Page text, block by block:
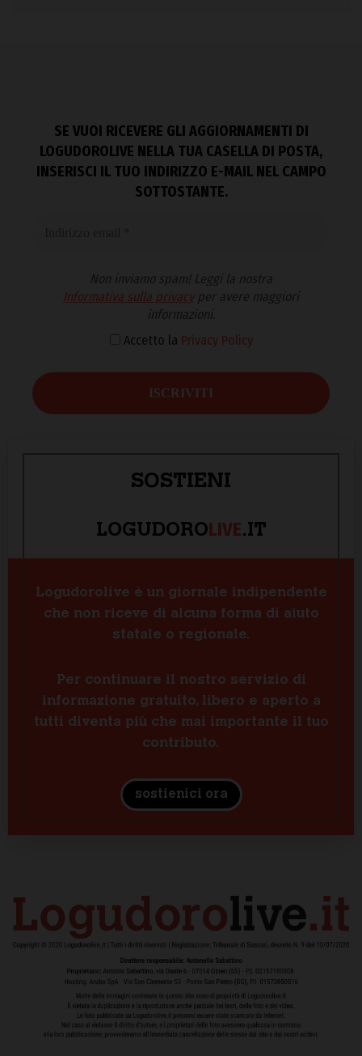
SE VUOI RICEVERE GLI AGGIORNAMENTI DI
LOGUDOROLIVE NELLA TUA CASELLA DI POSTA,
INSERISCI IL TUO INDIRIZZO E-MAIL NEL CAMPO
SOTTOSTANTE.
Non inviamo spam! Leggi la nostra
Informativa sulla privacyper avere maggiori
informazioni.
Accetto la Privacy Policy
SOSTIENI
LOGUDOROLIVE.IT
Logudorolive è un giornale indipendente
che non riceve di alcuna forma di aiuto
statale o regionale.
Per continuare il nostro servizio di
informazione gratuito, libero e aperto a
tutti diventa più che mai importante il tuo
contributo.
sostienici ora